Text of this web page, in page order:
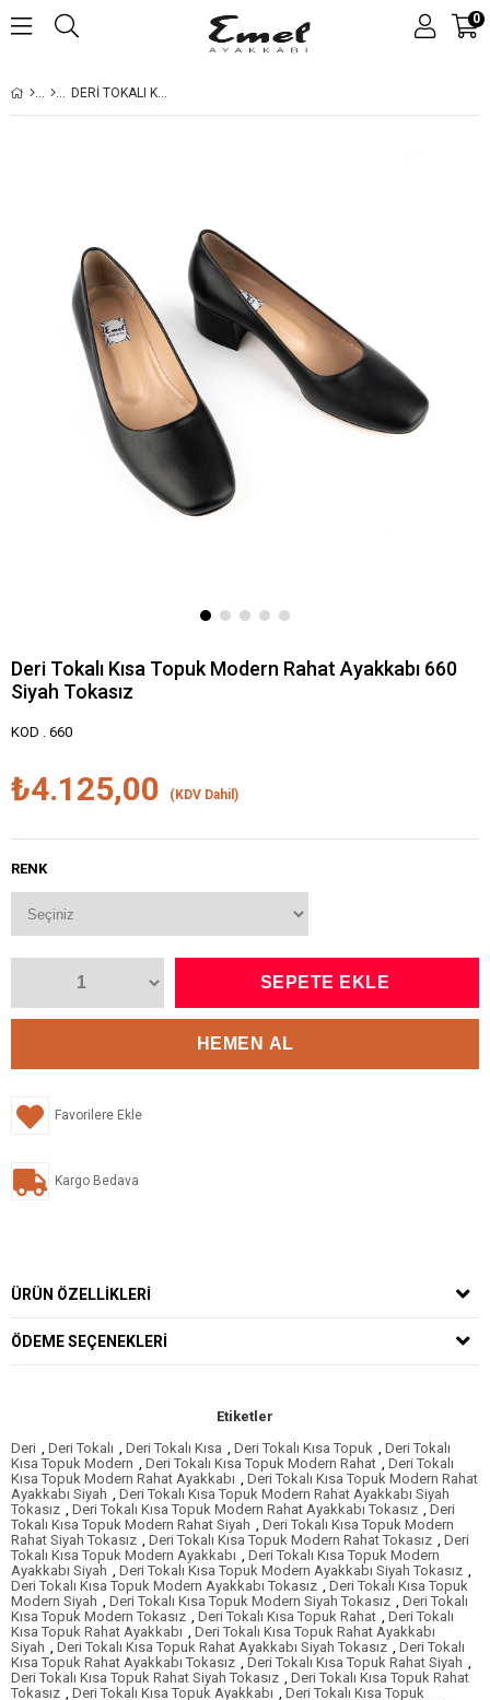
0
DERI TOKALI KISA TOPUK MODERN RAHAT AYAKKABI 660 SIYAH TOKASIZ
Deri Tokalı Kısa Topuk Modern Rahat Ayakkabı 660
Siyah Tokasız
KOD . 660
₺4.125,00 (KDV Dahil)
RENK
Favorilere Ekle
Kargo Bedava
ÜRÜN ÖZELLIKLERI
ÖDEME SEÇENEKLERI
Etiketler
Deri , Deri Tokalı , Deri Tokalı Kısa , Deri Tokalı Kısa Topuk , Deri Tokalı
Kısa Topuk Modern , Deri Tokalı Kısa Topuk Modern Rahat , Deri Tokalı
Kısa Topuk Modern Rahat Ayakkabı , Deri Tokalı Kısa Topuk Modern Rahat
Ayakkabı Siyah , Deri Tokalı Kısa Topuk Modern Rahat Ayakkabı Siyah
Tokasız , Deri Tokalı Kısa Topuk Modern Rahat Ayakkabı Tokasız , Deri
Tokalı Kısa Topuk Modern Rahat Siyah , Deri Tokalı Kısa Topuk Modern
Rahat Siyah Tokasız , Deri Tokalı Kısa Topuk Modern Rahat Tokasız , Deri
Tokalı Kısa Topuk Modern Ayakkabı , Deri Tokalı Kısa Topuk Modern
Ayakkabı Siyah , Deri Tokalı Kısa Topuk Modern Ayakkabı Siyah Tokasız ,
Deri Tokalı Kısa Topuk Modern Ayakkabı Tokasız , Deri Tokalı Kısa Topuk
Modern Siyah , Deri Tokalı Kısa Topuk Modern Siyah Tokasız , Deri Tokalı
Kısa Topuk Modern Tokasız , Deri Tokalı Kısa Topuk Rahat , Deri Tokalı
Kısa Topuk Rahat Ayakkabı , Deri Tokalı Kısa Topuk Rahat Ayakkabı
Siyah , Deri Tokalı Kısa Topuk Rahat Ayakkabı Siyah Tokasız , Deri Tokalı
Kısa Topuk Rahat Ayakkabı Tokasız , Deri Tokalı Kısa Topuk Rahat Siyah ,
Deri Tokalı Kısa Topuk Rahat Siyah Tokasız , Deri Tokalı Kısa Topuk Rahat
Tokasız , Deri Tokalı Kısa Topuk Ayakkabı , Deri Tokalı Kısa Topuk